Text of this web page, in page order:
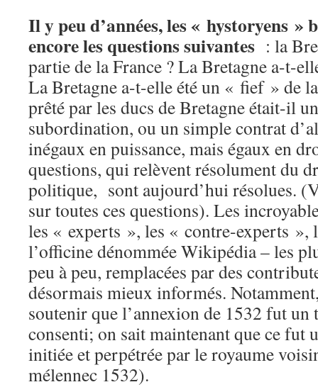
Il y peu d’années, les « hystoryens »
encore les questions suivantes : la
partie de la France ? La Bretagne a-t-
La Bretagne a-t-elle été un « fief » de
prêté par les ducs de Bretagne était-il
subordination, ou un simple contrat
inégaux en puissance, mais égaux en
questions, qui relèvent résolument du
politique, sont aujourd’hui résolues.
sur toutes ces questions). Les
les « experts », les « contre-experts »,
l’officine dénommée Wikipédia – les
peu à peu, remplacées par des
désormais mieux informés.
soutenir que l’annexion de 1532 fut
consenti; on sait maintenant que ce fut
initiée et perpétrée par le royaume
mélennec 1532).